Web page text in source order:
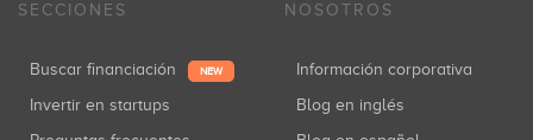
SECCIONES
Buscar financiación NEW
Invertir en startups
NOSOTROS
Información corporativa
Blog en inglés